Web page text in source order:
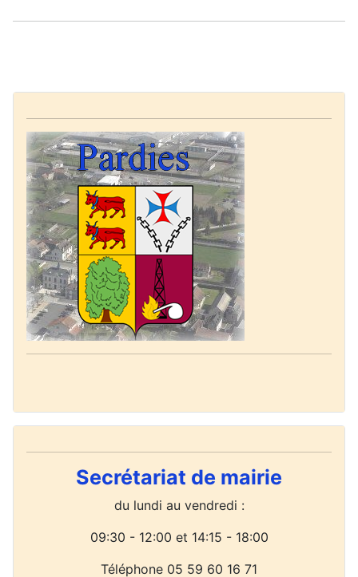
Secrétariat de mairie
du lundi au vendredi :
09:30 - 12:00 et 14:15 - 18:00
Téléphone 05 59 60 16 71